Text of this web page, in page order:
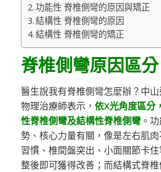
功能性 脊椎側彎的原因與矯正
結構性 脊椎側彎的原因
結構性 脊椎側彎的矯正
脊椎側彎原因區分
醫生說我有脊椎側彎怎麼辦？中
物理治療師表示， 依X光角度區分
性脊椎側彎及結構性脊椎側彎。
勢、核心力量有關，像是左右肌
習慣、椎間盤突出、小面關節卡
整後即可獲得改善；而結構式脊